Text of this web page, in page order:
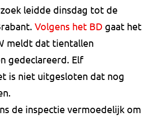
leidde dinsdag tot de
Volgens het BD gaat het
meldt dat tientallen
gedeclareerd. Elf
is niet uitgesloten dat nog
de inspectie vermoedelijk om